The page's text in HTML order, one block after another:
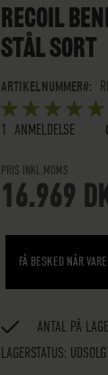
RECOIL
STÅL SORT
ARTIKELNUMMER
BEDØMMELSE:
5OUT OF5
STARS
1 ANMELDELSE
PRIS INKL.MOMS
16.969
FÅ BESKED NÅR
LAGERSTATUS:
ANTAL PÅ